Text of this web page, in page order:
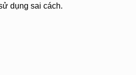
dụng sai cách.